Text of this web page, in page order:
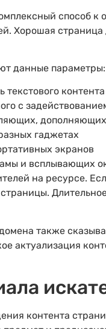
способ
Хорошая
данные параметры:
контента
с
гаджетах
экранов
и всплывающих
на ресурсе.
также
актуализация
контента